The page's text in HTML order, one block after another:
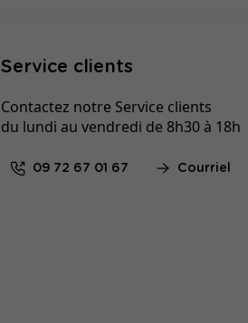
Service clients
Contactez notre Service clients
du lundi au vendredi de 8h30 à 18h
09 72 67 01 67 Courriel